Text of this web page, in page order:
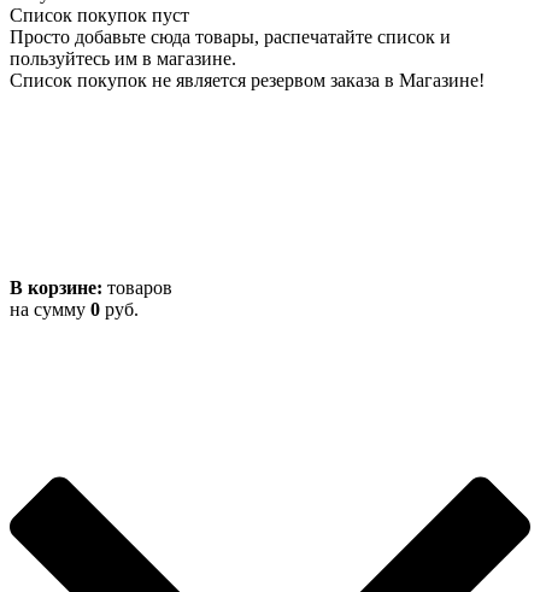
Список покупок пуст
Просто добавьте сюда товары, распечатайте список и
пользуйтесь им в магазине.
Список покупок не является резервом заказа в Магазине!
В корзине: товаров
на сумму 0 руб.